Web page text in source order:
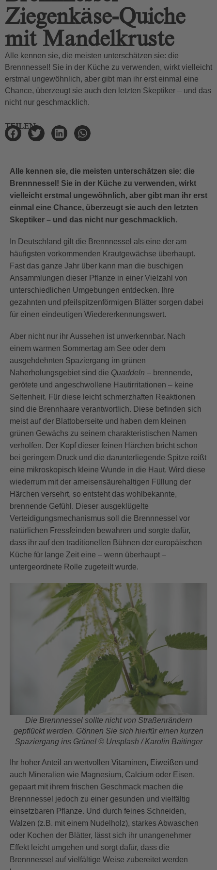
Ziegenkäse-Quiche
mit Mandelkruste
Alle kennen sie, die meisten unterschätzen sie: die
Brennnessel! Sie in der Küche zu verwenden, wirkt vielleicht
erstmal ungewöhnlich, aber gibt man ihr erst einmal eine
Chance, überzeugt sie auch den letzten Skeptiker – und das
nicht nur geschmacklich.
TEILEN
Alle kennen sie, die meisten unterschätzen sie: die
Brennnessel! Sie in der Küche zu verwenden, wirkt
vielleicht erstmal ungewöhnlich, aber gibt man ihr erst
einmal eine Chance, überzeugt sie auch den letzten
Skeptiker – und das nicht nur geschmacklich.
In Deutschland gilt die Brennnessel als eine der am
häufigsten vorkommenden Krautgewächse überhaupt.
Fast das ganze Jahr über kann man die buschigen
Ansammlungen dieser Pflanze in einer Vielzahl von
unterschiedlichen Umgebungen entdecken. Ihre
gezahnten und pfeilspitzenförmigen Blätter sorgen dabei
für einen eindeutigen Wiedererkennungswert.
Aber nicht nur ihr Aussehen ist unverkennbar. Nach
einem warmen Sommertag am See oder dem
ausgehdehnten Spaziergang im grünen
Naherholungsgebiet sind die Quaddeln – brennende,
gerötete und angeschwollene Hautirritationen – keine
Seltenheit. Für diese leicht schmerzhaften Reaktionen
sind die Brennhaare verantwortlich. Diese befinden sich
meist auf der Blattoberseite und haben dem kleinen
grünen Gewächs zu seinem charakteristischen Namen
verholfen. Der Kopf dieser feinen Härchen bricht schon
bei geringem Druck und die darunterliegende Spitze reißt
eine mikroskopisch kleine Wunde in die Haut. Wird diese
wiederrum mit der ameisensäurehaltigen Füllung der
Härchen versehrt, so entsteht das wohlbekannte,
brennende Gefühl. Dieser ausgeklügelte
Verteidigungsmechanismus soll die Brennnessel vor
natürlichen Fressfeinden bewahren und sorgte dafür,
dass ihr auf den traditionellen Bühnen der europäischen
Küche für lange Zeit eine – wenn überhaupt –
untergeordnete Rolle zugeteilt wurde.
Die Brennnessel sollte nicht von Straßenrändern
gepflückt werden. Gönnen Sie sich hierfür einen kurzen
Spaziergang ins Grüne! © Unsplash / Karolin Baitinger
Ihr hoher Anteil an wertvollen Vitaminen, Eiweißen und
auch Mineralien wie Magnesium, Calcium oder Eisen,
gepaart mit ihrem frischen Geschmack machen die
Brennnessel jedoch zu einer gesunden und vielfältig
einsetzbaren Pflanze. Und durch feines Schneiden,
Walzen (z.B. mit einem Nudelholz), starkes Abwaschen
oder Kochen der Blätter, lässt sich ihr unangenehmer
Effekt leicht umgehen und sorgt dafür, dass die
Brennnessel auf vielfältige Weise zubereitet werden